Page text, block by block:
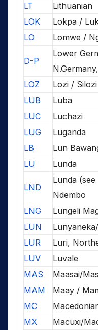
LT
Lithuanian
LOK
Lokpa /
LO
Lomwe /
D-P
Lower
LOZ
Lozi / Silozi
LUB
Luba
LUC
Luchazi
LUG
Luganda
LB
Lun
LU
Lunda
LND
Lunda
Ndembo
LNG
Lungeli
LUN
LUR
Luri,
LUV
Luvale
MAS
Maasai/
MAM
Maay /
MC
MX
Macuxi/